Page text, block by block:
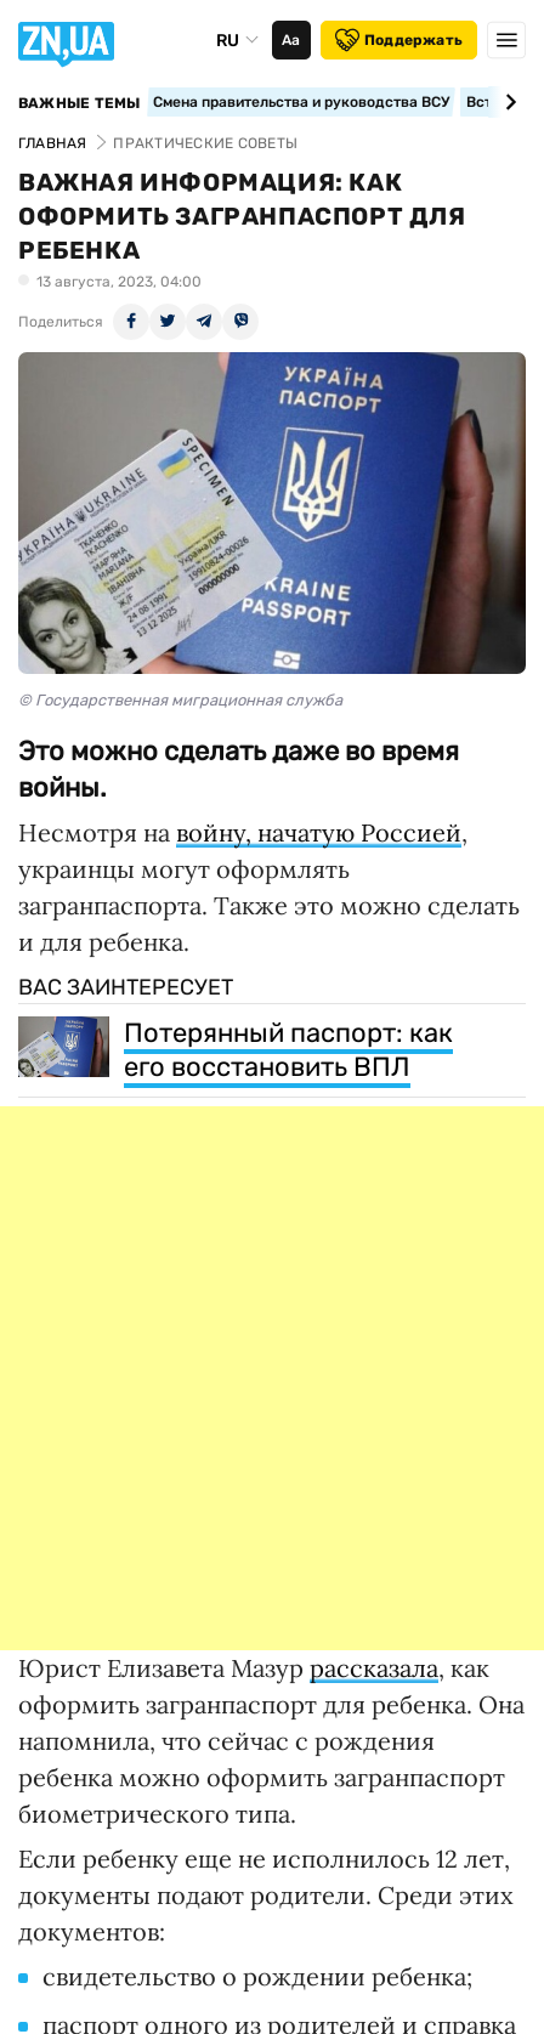
RU Аа Поддержать
ВАЖНЫЕ ТЕМЫ Смена правительства и руководства ВСУ
ГЛАВНАЯ ПРАКТИЧЕСКИЕ СОВЕТЫ
ВАЖНАЯ ИНФОРМАЦИЯ: КАК
ОФОРМИТЬ ЗАГРАНПАСПОРТ ДЛЯ
РЕБЕНКА
13 августа, 2023, 04:00
Поделиться
© Государственная миграционная служба
Это можно сделать даже во время
войны.
Несмотря на войну, начатую Россией,
украинцы могут оформлять
загранпаспорта. Также это можно сделать
и для ребенка.
ВАС ЗАИНТЕРЕСУЕТ
Потерянный паспорт: как
его восстановить ВПЛ
Юрист Елизавета Мазур рассказала, как
оформить загранпаспорт для ребенка. Она
напомнила, что сейчас с рождения
ребенка можно оформить загранпаспорт
биометрического типа.
Если ребенку еще не исполнилось 12 лет,
документы подают родители. Среди этих
документов:
свидетельство о рождении ребенка;
паспорт одного из родителей и справка